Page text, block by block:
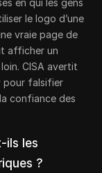
en qui les gens
le logo d’une
vraie page de
afficher un
CISA avertit
pour falsifier
confiance des
ils les
?